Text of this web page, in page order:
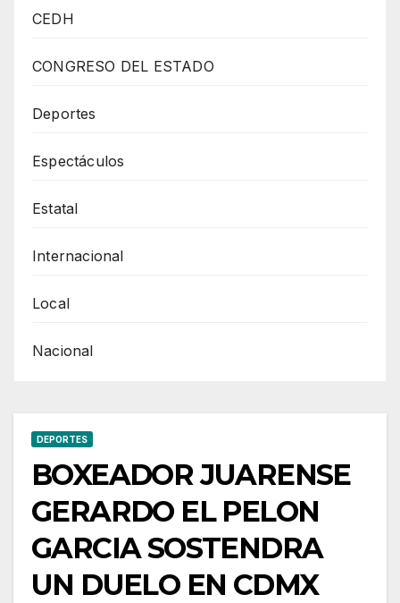
GARCIA
UN
CEDH
CONGRESO DEL ESTADO
Deportes
Espectáculos
Estatal
Internacional
Local
Nacional
DEPORTES
BOXEADOR JUARENSE
GERARDO EL PELON
GARCIA SOSTENDRA
UN DUELO EN CDMX